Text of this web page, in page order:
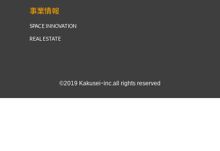
事業情報
SPACE INNOVATION
REAL ESTATE
©2019 Kakuseiｰinc.all rights reserved